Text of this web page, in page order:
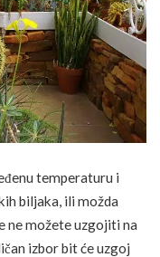
temperaturu i
biljaka, ili možda
ne možete uzgojiti na
izbor bit će uzgoj